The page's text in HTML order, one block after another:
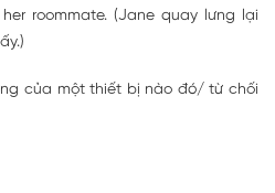
roommate. (Jane quay lưng lại
của một thiết bị nào đó/ từ chối